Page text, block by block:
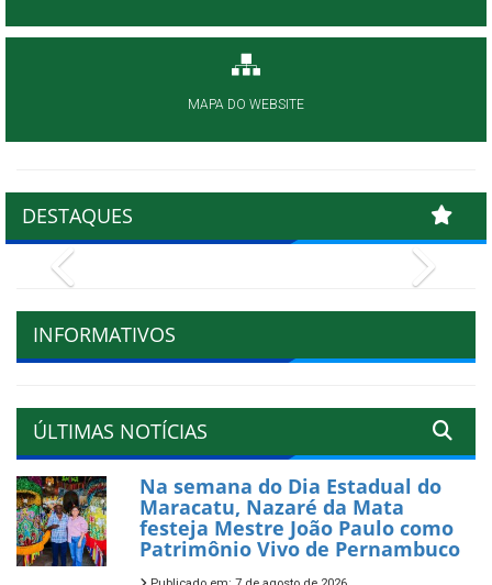
MAPA DO WEBSITE
DESTAQUES
INFORMATIVOS
ÚLTIMAS NOTÍCIAS
Na semana do Dia Estadual do
Maracatu, Nazaré da Mata
festeja Mestre João Paulo como
Patrimônio Vivo de Pernambuco